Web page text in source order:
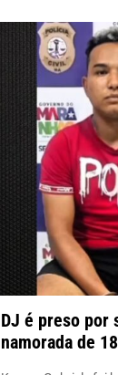
DJ é preso por
namorada de